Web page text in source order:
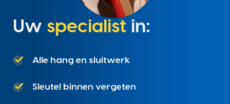
Uw specialist in:
Alle hang en sluitwerk
Sleutel binnen vergeten